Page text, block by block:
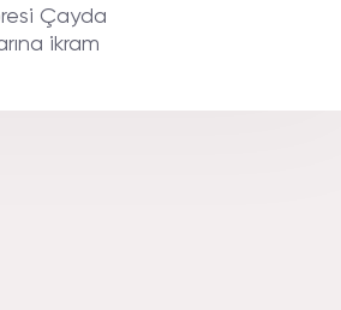
Çayda
ikram